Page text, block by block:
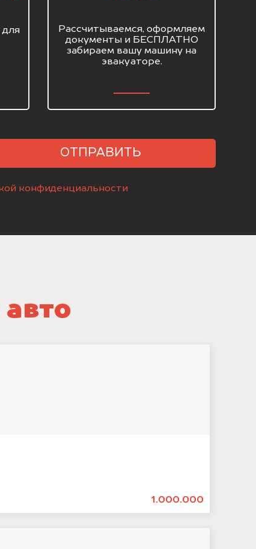
Рассчитываемся, оформляем
документы и БЕСПЛАТНО
забираем вашу машину на
эвакуаторе.
ОТПРАВИТЬ
конфиденциальности
1.000.000